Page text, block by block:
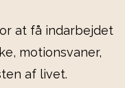
at få indarbejdet
motionsvaner,
af livet.